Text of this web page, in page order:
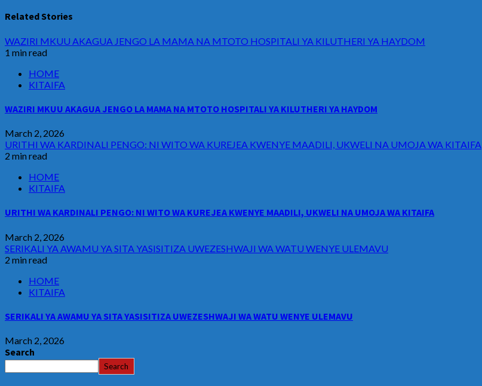
Related Stories
WAZIRI MKUU AKAGUA JENGO LA MAMA NA MTOTO HOSPITALI YA KILUTHERI YA HAYDOM
1 min read
HOME
KITAIFA
WAZIRI MKUU AKAGUA JENGO LA MAMA NA MTOTO HOSPITALI YA KILUTHERI YA HAYDOM
March 2, 2026
URITHI WA KARDINALI PENGO: NI WITO WA KUREJEA KWENYE MAADILI, UKWELI NA UMOJA WA KITAIFA
2 min read
HOME
KITAIFA
URITHI WA KARDINALI PENGO: NI WITO WA KUREJEA KWENYE MAADILI, UKWELI NA UMOJA WA KITAIFA
March 2, 2026
SERIKALI YA AWAMU YA SITA YASISITIZA UWEZESHWAJI WA WATU WENYE ULEMAVU
2 min read
HOME
KITAIFA
SERIKALI YA AWAMU YA SITA YASISITIZA UWEZESHWAJI WA WATU WENYE ULEMAVU
March 2, 2026
Search
Search